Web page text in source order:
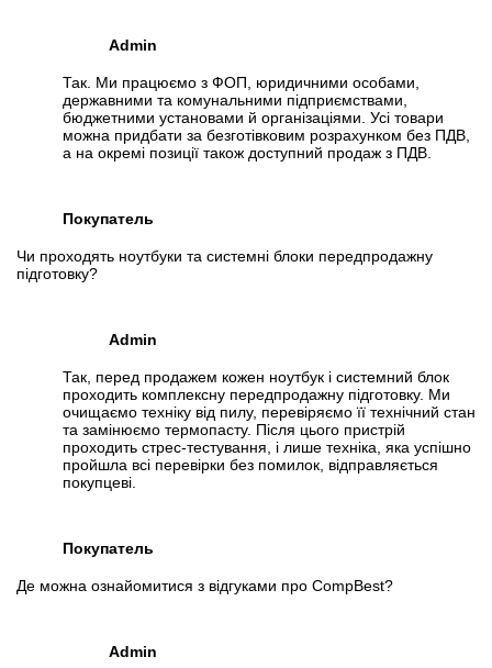
Admin
Так. Ми працюємо з ФОП, юридичними особами,
державними та комунальними підприємствами,
бюджетними установами й організаціями. Усі товари
можна придбати за безготівковим розрахунком без ПДВ,
а на окремі позиції також доступний продаж з ПДВ.
Покупатель
Чи проходять ноутбуки та системні блоки передпродажну
підготовку?
Admin
Так, перед продажем кожен ноутбук і системний блок
проходить комплексну передпродажну підготовку. Ми
очищаємо техніку від пилу, перевіряємо її технічний стан
та замінюємо термопасту. Після цього пристрій
проходить стрес-тестування, і лише техніка, яка успішно
пройшла всі перевірки без помилок, відправляється
покупцеві.
Покупатель
Де можна ознайомитися з відгуками про CompBest?
Admin